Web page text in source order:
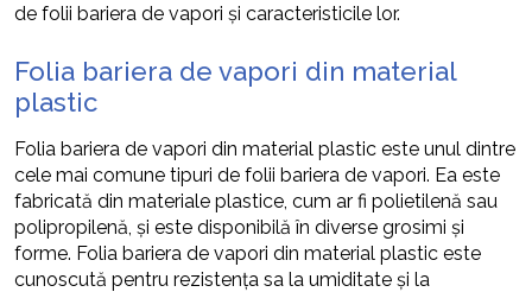
de folii bariera de vapori și caracteristicile lor.
Folia bariera de vapori din material
plastic
Folia bariera de vapori din material plastic este unul dintre
cele mai comune tipuri de folii bariera de vapori. Ea este
fabricată din materiale plastice, cum ar fi polietilenă sau
polipropilenă, și este disponibilă în diverse grosimi și
forme. Folia bariera de vapori din material plastic este
cunoscută pentru rezistența sa la umiditate și la